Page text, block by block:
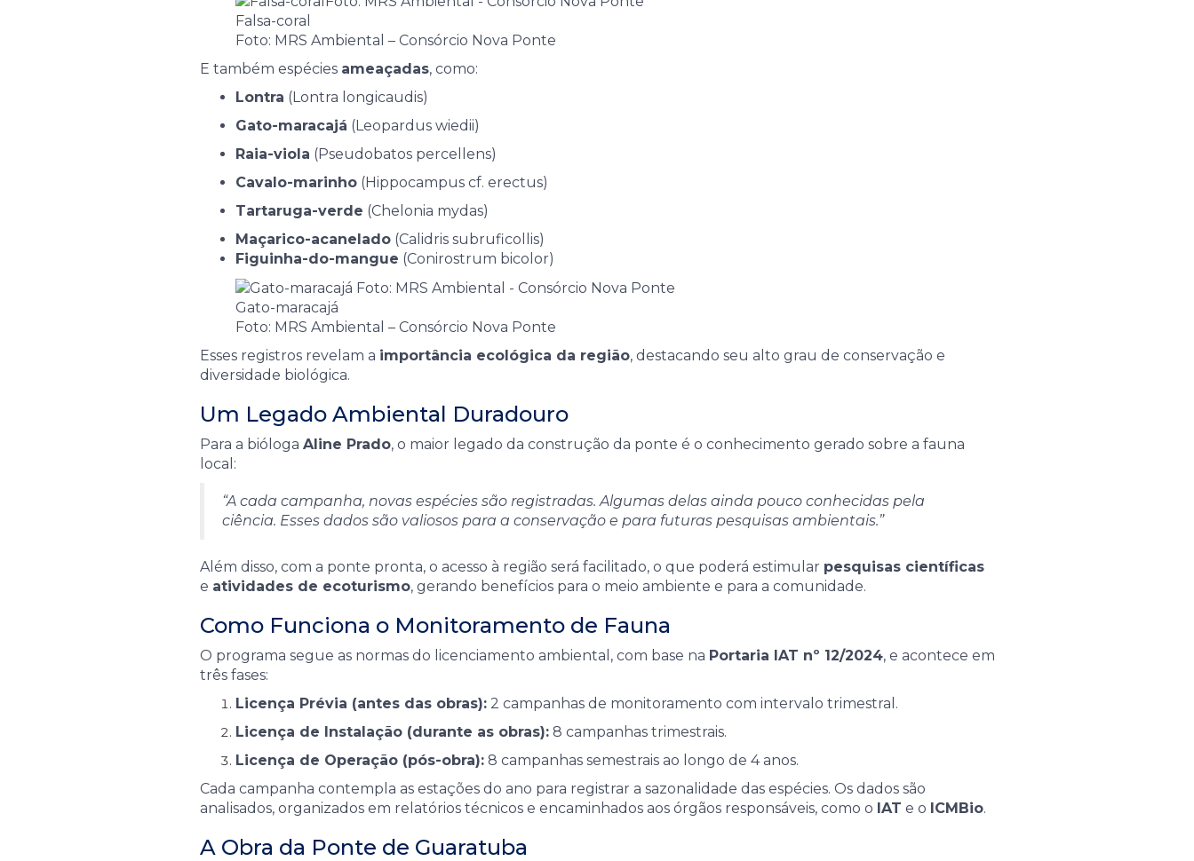
Falsa-coral
Foto: MRS Ambiental – Consórcio Nova Ponte
E também espécies ameaçadas, como:
Lontra (Lontra longicaudis)
Gato-maracajá (Leopardus wiedii)
Raia-viola (Pseudobatos percellens)
Cavalo-marinho(Hippocampus cf. erectus)
Tartaruga-verde (Chelonia mydas)
Maçarico-acanelado(Calidris subruficollis)
Figuinha-do-mangue (Conirostrum bicolor)
Gato-maracajá
Foto: MRS Ambiental – Consórcio Nova Ponte
Esses registros revelam a importância ecológica da região, destacando seu alto grau de conservação e
diversidade biológica.
Um Legado Ambiental Duradouro
Para a bióloga Aline Prado, o maior legado da construção da ponte é o conhecimento gerado sobre a fauna
local:
“A cada campanha, novas espécies são registradas. Algumas delas ainda pouco conhecidas pela
ciência. Esses dados são valiosos para a conservação e para futuras pesquisas ambientais.”
Além disso, com a ponte pronta, o acesso à região será facilitado, o que poderá estimular pesquisas científicas
e atividades de ecoturismo, gerando benefícios para o meio ambiente e para a comunidade.
Como Funciona o Monitoramento de Fauna
O programa segue as normas do licenciamento ambiental, com base na Portaria IAT nº 12/2024, e acontece em
três fases:
Licença Prévia (antes das obras):2 campanhas de monitoramento com intervalo trimestral.
Licença de Instalação (durante as obras):8 campanhas trimestrais.
Licença de Operação (pós-obra):8 campanhas semestrais ao longo de 4 anos.
Cada campanha contempla as estações do ano para registrar a sazonalidade das espécies. Os dados são
analisados, organizados em relatórios técnicos e encaminhados aos órgãos responsáveis, como o IAT e o ICMBio.
A Obra da Ponte de Guaratuba